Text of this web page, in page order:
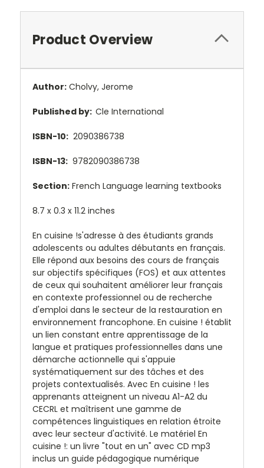
Product Overview
Author: Cholvy, Jerome
Published by: Cle International
ISBN-10: 2090386738
ISBN-13: 9782090386738
Section: French Language learning textbooks
8.7 x 0.3 x 11.2 inches
En cuisine !s'adresse à des étudiants grands
adolescents ou adultes débutants en français.
Elle répond aux besoins des cours de français
sur objectifs spécifiques (FOS) et aux attentes
de ceux qui souhaitent améliorer leur français
en contexte professionnel ou de recherche
d'emploi dans le secteur de la restauration en
environnement francophone. En cuisine ! établit
un lien constant entre apprentissage de la
langue et pratiques professionnelles dans une
démarche actionnelle qui s'appuie
systématiquement sur des tâches et des
projets contextualisés. Avec En cuisine ! les
apprenants atteignent un niveau A1-A2 du
CECRL et maîtrisent une gamme de
compétences linguistiques en relation étroite
avec leur secteur d'activité. Le matériel En
cuisine !: un livre "tout en un" avec CD mp3
inclus un guide pédagogique numérique